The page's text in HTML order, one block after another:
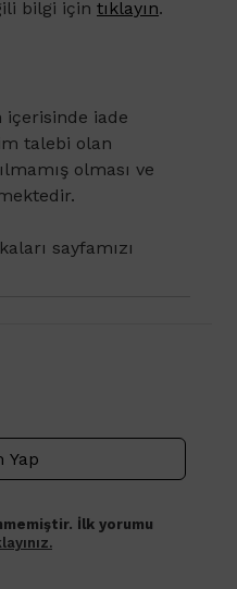
bilgi için tıklayın.
içerisinde iade
talebi olan
olması ve
sayfamızı
Yap
İlk yorumu